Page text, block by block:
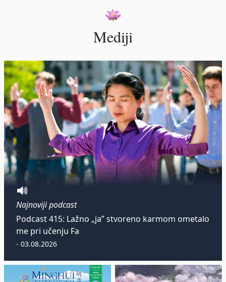
Mediji
Najnoviji podcast
Podcast 415: Lažno „ja” stvoreno karmom ometalo
me pri učenju Fa
- 03.08.2026